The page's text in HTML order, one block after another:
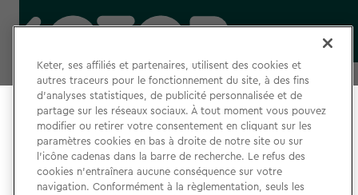
Select your store
It looks like you’re joining us from a different country.
At which store would you like to shop?
label.payment
CGU
Politique de Confidentialité
Keter, ses affiliés et partenaires, utilisent des cookies et
autres traceurs pour le fonctionnement du site, à des fins
d’analyses statistiques, de publicité personnalisée et de
partage sur les réseaux sociaux. À tout moment vous pouvez
modifier ou retirer votre consentement en cliquant sur les
paramètres cookies en bas à droite de notre site ou sur
l’icône cadenas dans la barre de recherche. Le refus des
cookies n’entraînera aucune conséquence sur votre
navigation. Conformément à la règlementation, seuls les